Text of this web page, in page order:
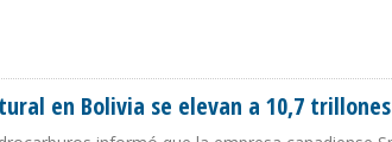
en Bolivia se elevan a 10,7